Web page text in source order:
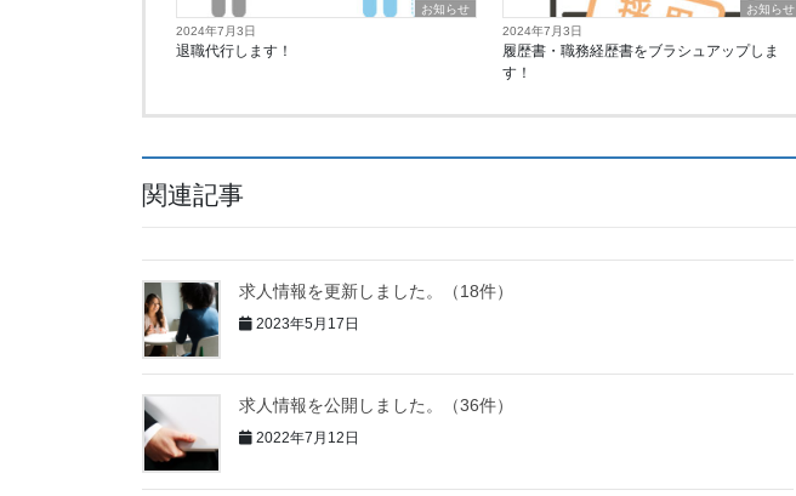
お知らせ
2024年7月3日
退職代行します！
お知らせ
2024年7月3日
履歴書・職務経歴書をブラシュアップしま
す！
関連記事
求人情報を更新しました。（18件）
2023年5月17日
求人情報を公開しました。（36件）
2022年7月12日